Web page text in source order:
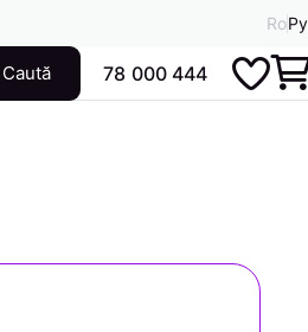
RoРу
Caută 78 000 444